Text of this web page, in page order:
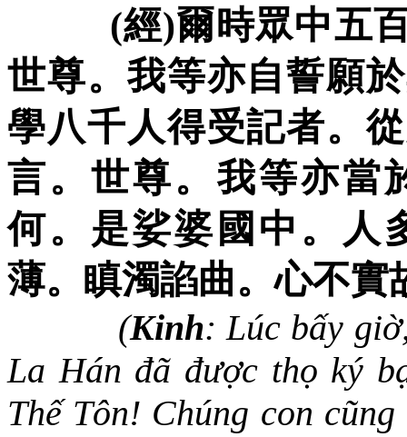
(經)爾時眾中五
世尊。我等亦自誓願
學八千人得受記者。
言。世尊。我等亦當
何。是娑婆國中。人
薄。瞋濁諂曲。心不實
(Kinh: Lúc bấy
La Hán đã được thọ ký
Thế Tôn! Chúng con